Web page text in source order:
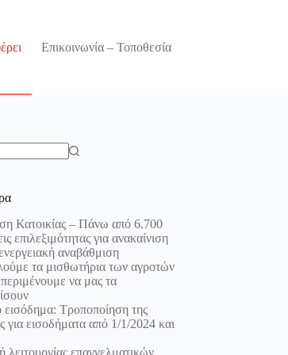
Επικοινωνία – Τοποθεσία
Κατοικίας – Πάνω από 6.700
επιλεξιμότητας για ανακαίνιση
αναβάθμιση
τα μισθωτήρια των αγροτών
να μας τα
εισόδημα: Τροποποίηση της
για εισοδήματα από 1/1/2024 και
λειτουργίας επαγγελματικών